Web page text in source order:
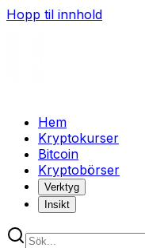
Hopp til innhold
Hem
Kryptokurser
Bitcoin
Kryptobörser
Verktyg
Insikt